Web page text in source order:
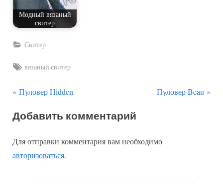
Модный вязаный
свитер
Свитер
Tags:
вязаный свитер
Навигация
по
записям
П
е
ы
д
Пуловер Hidden
С
у
Пуловер Beau
Добавить комментарий
Для отправки комментария вам необходимо
авторизоваться.